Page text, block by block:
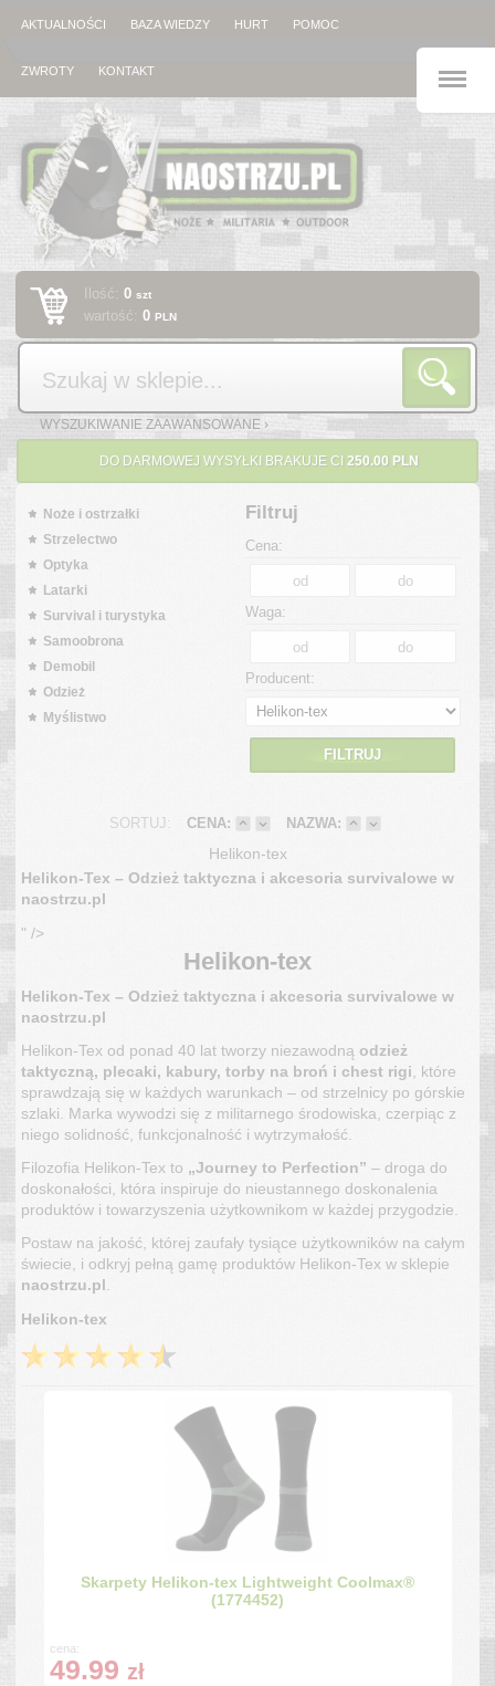
AKTUALNOŚCI BAZA WIEDZY HURT POMOC
ZWROTY KONTAKT
Ilość:0szt
wartość:0PLN
Szukaj
WYSZUKIWANIE ZAAWANSOWANE ›
DO DARMOWEJ WYSYŁKI BRAKUJE CI 250.00 PLN
Noże i ostrzałki
Strzelectwo
Optyka
Latarki
Survival i turystyka
Samoobrona
Demobil
Odzież
Myślistwo
Filtruj
Cena:
Waga:
Producent:
FILTRUJ
SORTUJ: CENA: NAZWA:
Helikon-tex
Helikon-Tex – Odzież taktyczna i akcesoria survivalowe w
naostrzu.pl
" />
Helikon-tex
Helikon-Tex – Odzież taktyczna i akcesoria survivalowe w
naostrzu.pl
Helikon-Tex od ponad 40 lat tworzy niezawodną odzież
taktyczną, plecaki, kabury, torby na broń i chest rigi , które
sprawdzają się w każdych warunkach – od strzelnicy po górskie
szlaki. Marka wywodzi się z militarnego środowiska, czerpiąc z
niego solidność, funkcjonalność i wytrzymałość.
Filozofia Helikon-Tex to „Journey to Perfection” – droga do
doskonałości, która inspiruje do nieustannego doskonalenia
produktów i towarzyszenia użytkownikom w każdej przygodzie.
Postaw na jakość, której zaufały tysiące użytkowników na całym
świecie, i odkryj pełną gamę produktów Helikon-Tex w sklepie
naostrzu.pl.
Helikon-tex
Skarpety Helikon-tex Lightweight Coolmax®
(1774452)
cena:
49.99 zł